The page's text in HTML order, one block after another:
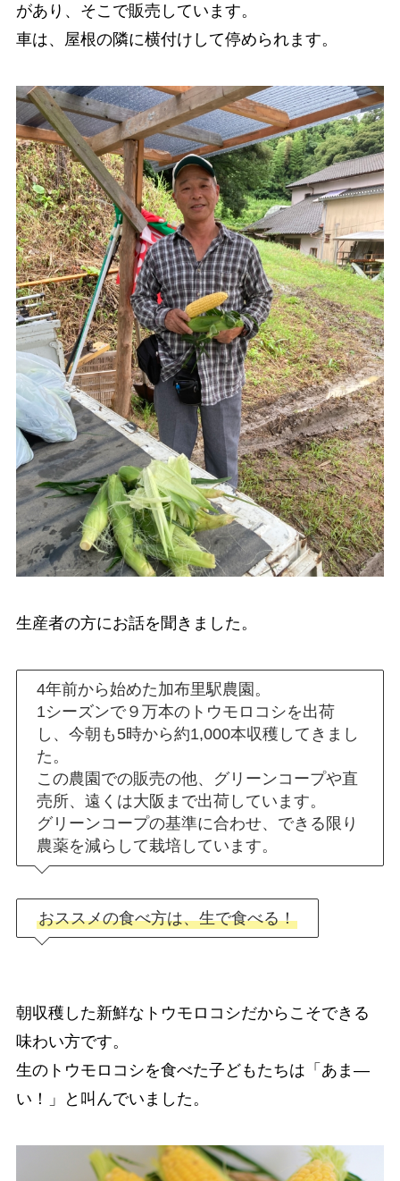
があり、そこで販売しています。
車は、屋根の隣に横付けして停められます。
生産者の方にお話を聞きました。
4年前から始めた加布里駅農園。
1シーズンで９万本のトウモロコシを出荷
し、今朝も5時から約1,000本収穫してきまし
た。
この農園での販売の他、グリーンコープや直
売所、遠くは大阪まで出荷しています。
グリーンコープの基準に合わせ、できる限り
農薬を減らして栽培しています。
おススメの食べ方は、生で食べる！
朝収穫した新鮮なトウモロコシだからこそできる
味わい方です。
生のトウモロコシを食べた子どもたちは「あま―
い！」と叫んでいました。